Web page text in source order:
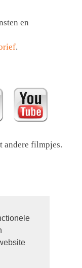
en
.
andere filmpjes.